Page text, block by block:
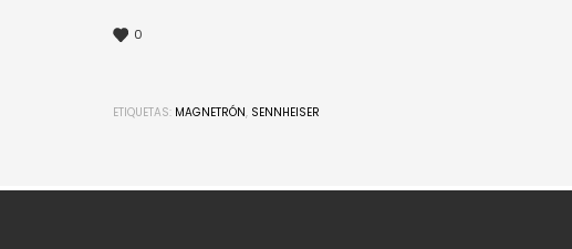
0
ETIQUETAS: MAGNETRÓN, SENNHEISER